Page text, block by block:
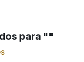
para ""